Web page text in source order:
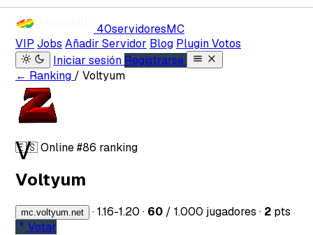
40servidoresMC
VIP Jobs Añadir Servidor Blog Plugin Votos
Iniciar sesión Registrarse
← Ranking / Voltyum
V
🇪🇸Online#86 ranking
Voltyum
mc.voltyum.net ·1.16-1.20 · 60 / 1.000 jugadores · 2 pts
Votar